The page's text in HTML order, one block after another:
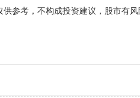
考，不构成投资建议，股市有风